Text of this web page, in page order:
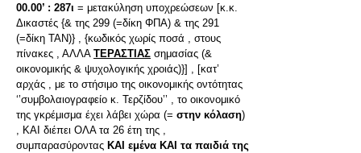
00.00’ : 287ι = μετακύληση υποχρεώσεων [κ.κ.
Δικαστές {& της 299 (=δίκη ΦΠΑ) & της 291
(=δίκη ΤΑΝ)} , {κωδικός χωρίς ποσά , στους
πίνακες , ΑΛΛΑ ΤΕΡΑΣΤΙΑΣ σημασίας (&
οικονομικής & ψυχολογικής χροιάς)}] , [κατ’
αρχάς , με το στήσιμο της οικονομικής οντότητας
‘’συμβολαιογραφείο κ. Τερζίδου’’ , το οικονομικό
της γκρέμισμα έχει λάβει χώρα (= στην κόλαση)
, ΚΑΙ διέπει ΟΛΑ τα 26 έτη της ,
συμπαρασύροντας ΚΑΙ εμένα ΚΑΙ τα παιδιά της